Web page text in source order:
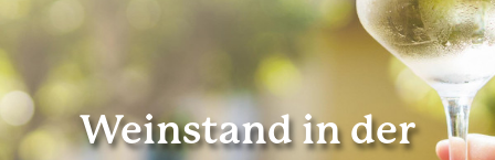
Weinstand in der